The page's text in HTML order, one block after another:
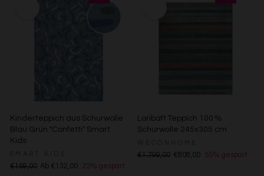
Kinderteppich aus Schurwolle
Blau Grün "Confetti" Smart
Kids
€169,00 Ab €132,00 22% gespart
Loribaft Teppich 100 %
Schurwolle 245x305 cm
€1.799,00 €808,00 55% gespart
Besondere Features: